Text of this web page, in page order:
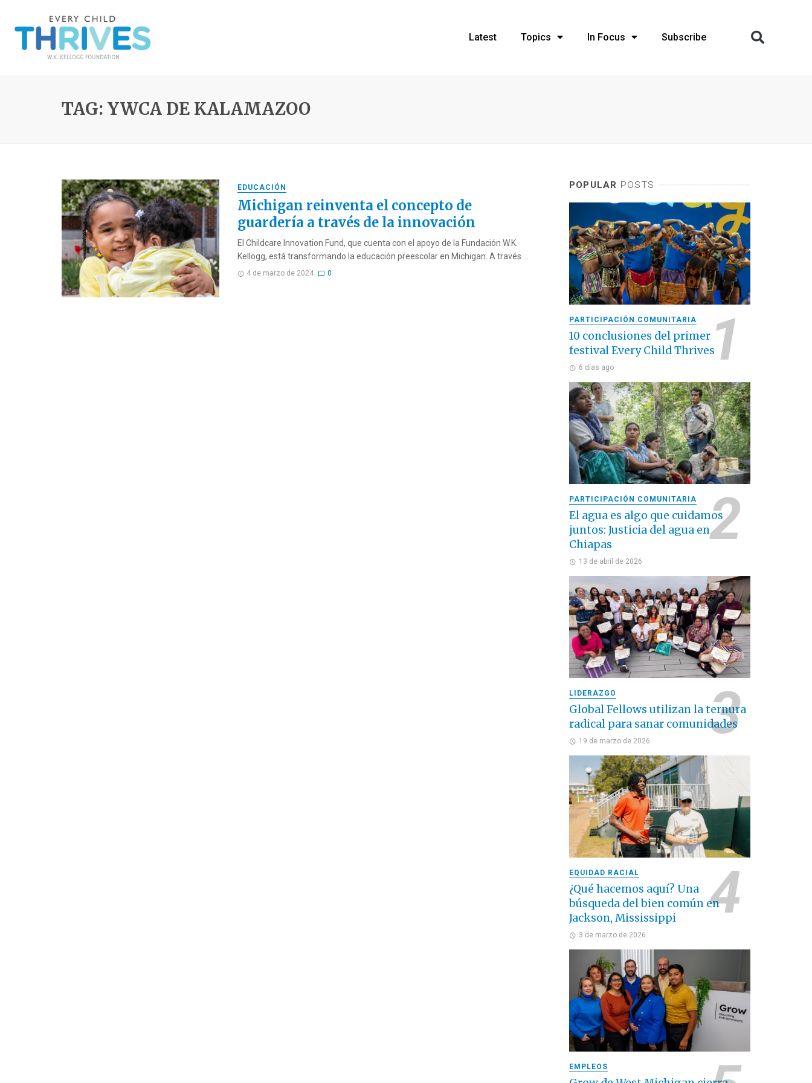
Latest Topics In Focus Subscribe
TAG: YWCA DE KALAMAZOO
EDUCACIÓN
Michigan reinventa el concepto de
guardería a través de la innovación
El Childcare Innovation Fund, que cuenta con el apoyo de la Fundación W.K.
Kellogg, está transformando la educación preescolar en Michigan. A través ...
4 de marzo de 2024 0
POPULAR POSTS
PARTICIPACIÓN COMUNITARIA
10 conclusiones del primer
festival Every Child Thrives
6 días ago
PARTICIPACIÓN COMUNITARIA
El agua es algo que cuidamos
juntos: Justicia del agua en
Chiapas
13 de abril de 2026
LIDERAZGO
Global Fellows utilizan la ternura
radical para sanar comunidades
19 de marzo de 2026
EQUIDAD RACIAL
¿Qué hacemos aquí? Una
búsqueda del bien común en
Jackson, Mississippi
3 de marzo de 2026
EMPLEOS